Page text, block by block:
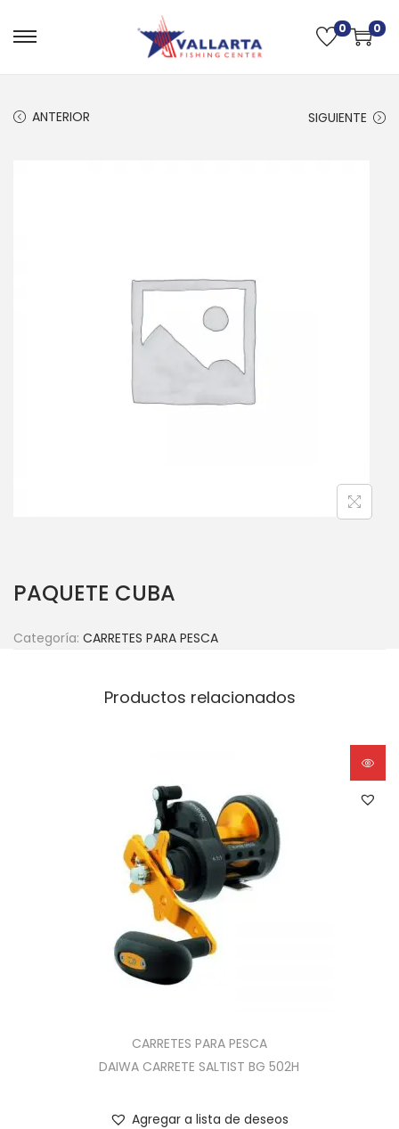
0 0
ANTERIOR SIGUIENTE
PAQUETE CUBA
Categoría: CARRETES PARA PESCA
Productos relacionados
CARRETES PARA PESCA
DAIWA CARRETE SALTIST BG 502H
Agregar a lista de deseos